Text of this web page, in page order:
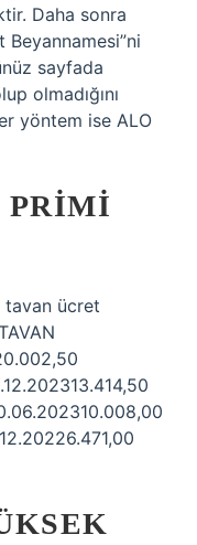
Daha sonra
Beyannamesi”ni
sayfada
olmadığını
yöntem ise ALO
PRIMI
tavan ücret